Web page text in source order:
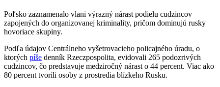
Poľsko zaznamenalo vlani výrazný nárast podielu cudzincov
zapojených do organizovanej kriminality, pričom dominujú rusky
hovoriace skupiny.
Podľa údajov Centrálneho vyšetrovacieho policajného úradu, o
ktorých píše denník Rzeczpospolita, evidovali 265 podozrivých
cudzincov, čo predstavuje medziročný nárast o 44 percent. Viac ako
80 percent tvorili osoby z prostredia blízkeho Rusku.